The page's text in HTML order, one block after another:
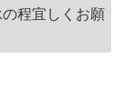
程宜しくお願